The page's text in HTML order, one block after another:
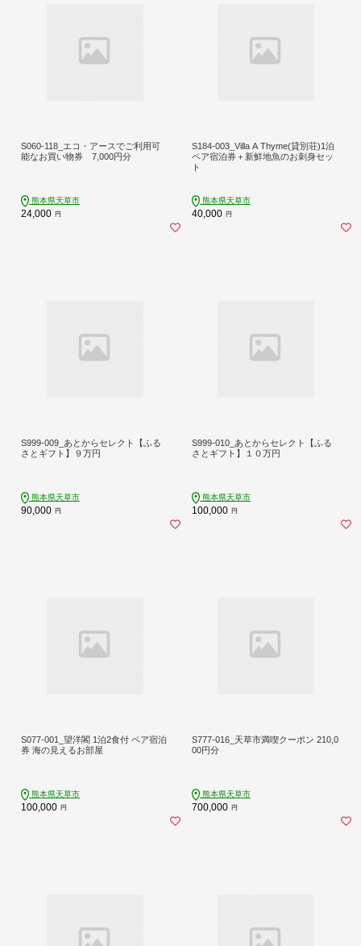
S060-118_エコ・アースでご利用可
能なお買い物券 7,000円分
熊本県天草市
24,000 円
S184-003_Villa A Thyme(貸別荘)1泊
ペア宿泊券＋新鮮地魚のお刺身セッ
ト
熊本県天草市
40,000 円
S999-009_あとからセレクト【ふる
さとギフト】９万円
熊本県天草市
90,000 円
S999-010_あとからセレクト【ふる
さとギフト】１０万円
熊本県天草市
100,000 円
S077-001_望洋閣 1泊2食付 ペア宿泊
券 海の見えるお部屋
熊本県天草市
100,000 円
S777-016_天草市満喫クーポン 210,0
00円分
熊本県天草市
700,000 円